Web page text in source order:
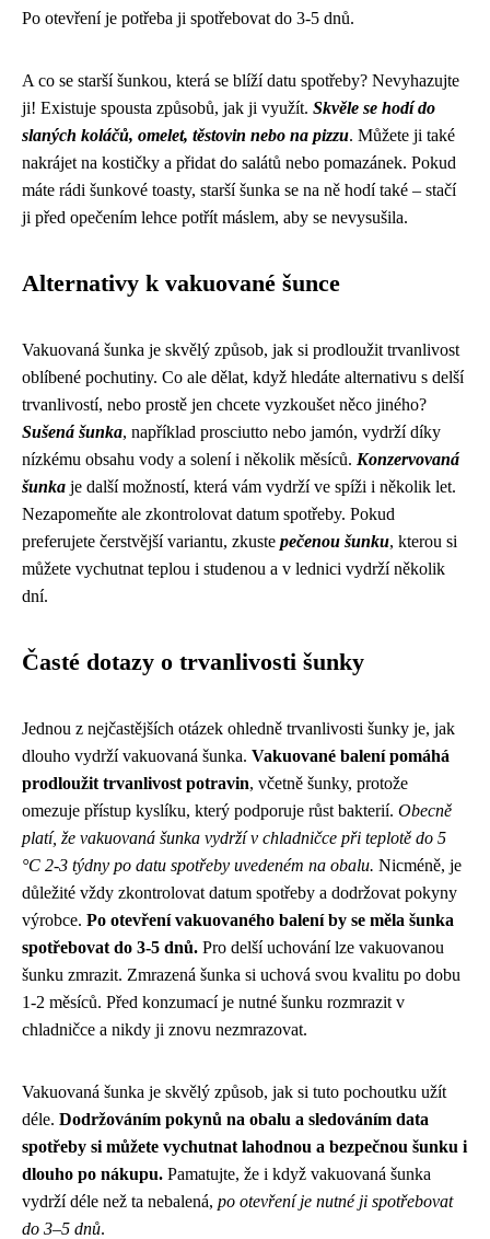
Po otevření je potřeba ji spotřebovat do 3-5 dnů.
A co se starší šunkou, která se blíží datu spotřeby? Nevyhazujte
ji! Existuje spousta způsobů, jak ji využít. Skvěle se hodí do
slaných koláčů, omelet, těstovin nebo na pizzu. Můžete ji také
nakrájet na kostičky a přidat do salátů nebo pomazánek. Pokud
máte rádi šunkové toasty, starší šunka se na ně hodí také – stačí
ji před opečením lehce potřít máslem, aby se nevysušila.
Alternativy k vakuované šunce
Vakuovaná šunka je skvělý způsob, jak si prodloužit trvanlivost
oblíbené pochutiny. Co ale dělat, když hledáte alternativu s delší
trvanlivostí, nebo prostě jen chcete vyzkoušet něco jiného?
Sušená šunka, například prosciutto nebo jamón, vydrží díky
nízkému obsahu vody a solení i několik měsíců. Konzervovaná
šunka je další možností, která vám vydrží ve spíži i několik let.
Nezapomeňte ale zkontrolovat datum spotřeby. Pokud
preferujete čerstvější variantu, zkuste pečenou šunku, kterou si
můžete vychutnat teplou i studenou a v lednici vydrží několik
dní.
Časté dotazy o trvanlivosti šunky
Jednou z nejčastějších otázek ohledně trvanlivosti šunky je, jak
dlouho vydrží vakuovaná šunka. Vakuované balení pomáhá
prodloužit trvanlivost potravin, včetně šunky, protože
omezuje přístup kyslíku, který podporuje růst bakterií. Obecně
platí, že vakuovaná šunka vydrží v chladničce při teplotě do 5
°C 2-3 týdny po datu spotřeby uvedeném na obalu. Nicméně, je
důležité vždy zkontrolovat datum spotřeby a dodržovat pokyny
výrobce. Po otevření vakuovaného balení by se měla šunka
spotřebovat do 3-5 dnů. Pro delší uchování lze vakuovanou
šunku zmrazit. Zmrazená šunka si uchová svou kvalitu po dobu
1-2 měsíců. Před konzumací je nutné šunku rozmrazit v
chladničce a nikdy ji znovu nezmrazovat.
Vakuovaná šunka je skvělý způsob, jak si tuto pochoutku užít
déle. Dodržováním pokynů na obalu a sledováním data
spotřeby si můžete vychutnat lahodnou a bezpečnou šunku i
dlouho po nákupu. Pamatujte, že i když vakuovaná šunka
vydrží déle než ta nebalená, po otevření je nutné ji spotřebovat
do 3–5 dnů.